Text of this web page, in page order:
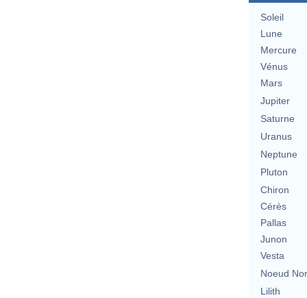
Soleil
Lune
Mercure
Vénus
Mars
Jupiter
Saturne
Uranus
Neptune
Pluton
Chiron
Cérès
Pallas
Junon
Vesta
Noeud
Lilith